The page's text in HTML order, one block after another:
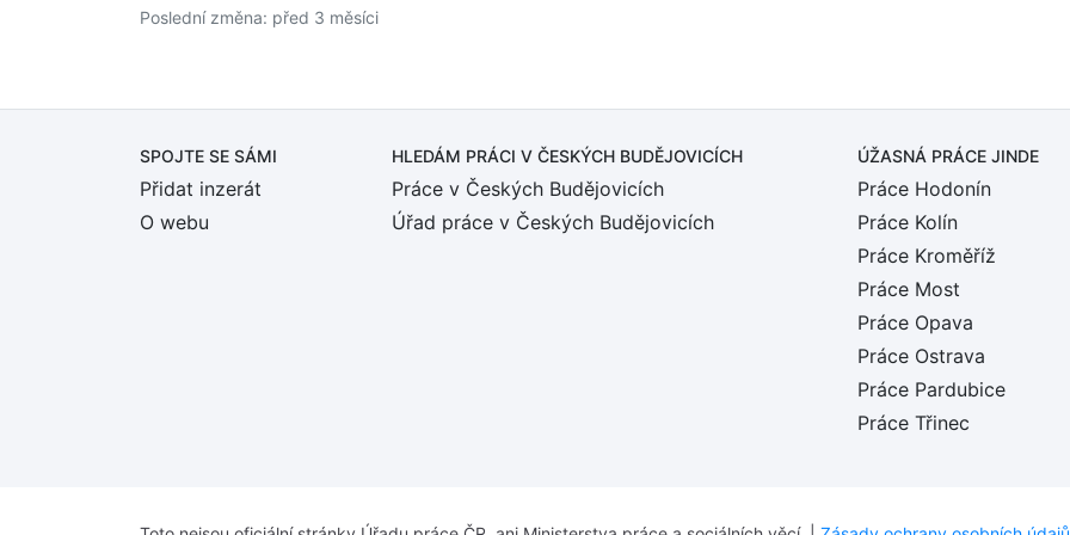
Poslední změna: před 3 měsíci
SPOJTE SE SÁMI
Přidat inzerát
O webu
HLEDÁM PRÁCI V ČESKÝCH BUDĚJOVICÍCH
Práce v Českých Budějovicích
Úřad práce v Českých Budějovicích
ÚŽASNÁ PRÁCE JINDE
Práce Hodonín
Práce Kolín
Práce Kroměříž
Práce Most
Práce Opava
Práce Ostrava
Práce Pardubice
Práce Třinec